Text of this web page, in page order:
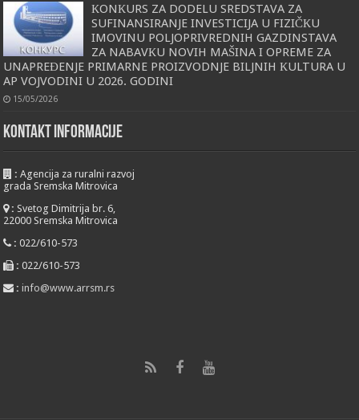
КONКURS ZA DODELU SREDSTAVA ZA
SUFINANSIRANJE INVESTICIJA U FIZIČКU
IMOVINU POLJOPRIVREDNIH GAZDINSTAVA
ZA NABAVКU NOVIH MAŠINA I OPREME ZA
UNAPREĐENJE PRIMARNE PROIZVODNJE BILJNIH КULTURA U
AP VOJVODINI U 2026. GODINI
15/05/2026
KONTAKT INFORMACIJE
:Agencija za ruralni razvoj
grada Sremska Mitrovica
: Svetog Dimitrija br. 6,
22000 Sremska Mitrovica
:022/610-573
:022/610-573
: info@www.arrsm.rs